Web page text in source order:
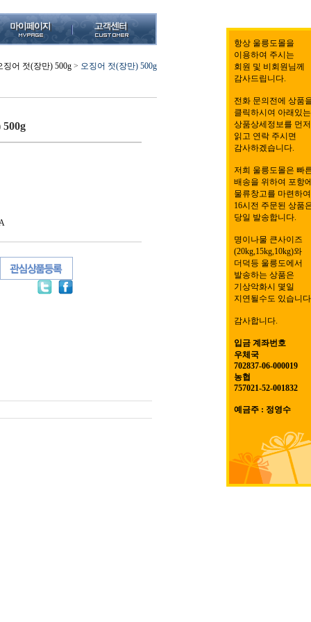
징어 젓(장만) 500g > 오징어 젓(장만) 500g
항상 울릉도몰을
이용하여 주시는
회원 및 비회원님께
감사드립니다.
전화 문의전에 상품
클릭하시여 아래있는
상품상세정보를 먼저
읽고 연락 주시면
감사하겠습니다.
저희 울릉도몰은 빠
배송을 위하여 포항
물류창고를 마련하여
16시전 주문된 상품
당일 발송합니다.
명이나물 큰사이즈
(20kg,15kg,10kg)와
더덕등 울릉도에서
발송하는 상품은
기상악화시 몇일
지연될수도 있습니
감사합니다.
입금 계좌번호
우체국
702837-06-000019
농협
757021-52-001832
예금주 : 정영수